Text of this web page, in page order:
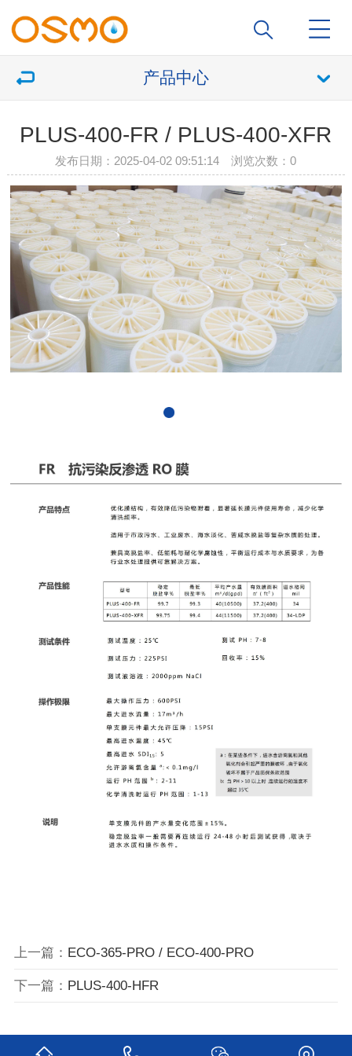
产品中心
PLUS-400-FR / PLUS-400-XFR
发布日期：2025-04-02 09:51:14 浏览次数：0
上一篇： ECO-365-PRO / ECO-400-PRO
下一篇： PLUS-400-HFR